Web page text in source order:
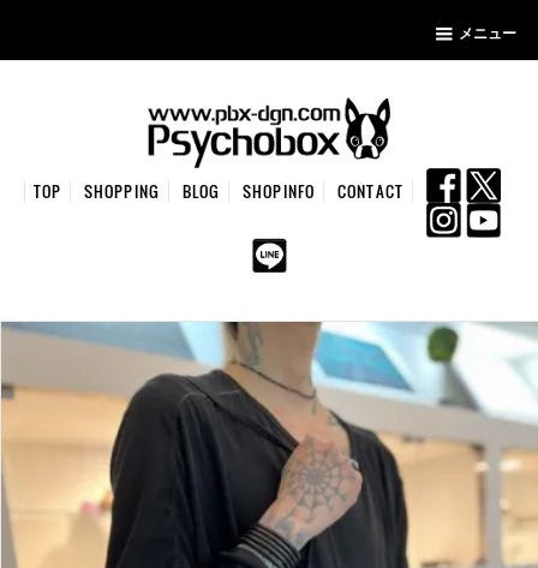
メニュー
TOP SHOPPING BLOG SHOPINFO CONTACT